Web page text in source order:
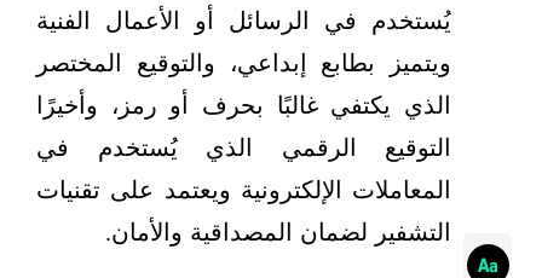
يُستخدم في الرسائل أو الأعمال الفنية
ويتميز بطابع إبداعي، والتوقيع المختصر
الذي يكتفي غالبًا بحرف أو رمز، وأخيرًا
التوقيع الرقمي الذي يُستخدم في
المعاملات الإلكترونية ويعتمد على تقنيات
التشفير لضمان المصداقية والأمان.